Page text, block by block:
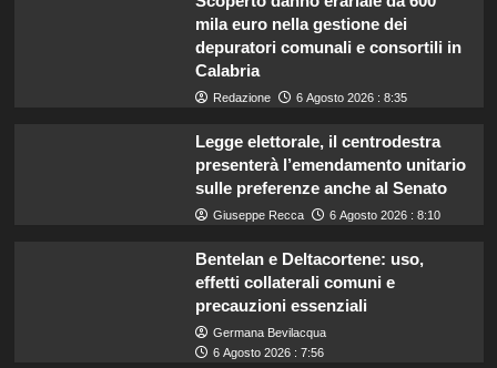
mila euro nella gestione dei
depuratori comunali e consortili in
Calabria
Redazione 6 Agosto 2026 : 8:35
Legge elettorale, il centrodestra
presenterà l’emendamento unitario
sulle preferenze anche al Senato
Giuseppe Recca 6 Agosto 2026 : 8:10
Bentelan e Deltacortene: uso,
effetti collaterali comuni e
precauzioni essenziali
Germana Bevilacqua
6 Agosto 2026 : 7:56